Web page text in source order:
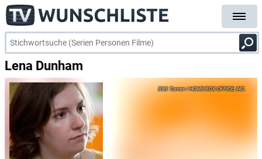
Lena Dunham
Turner / HOME BOX OFFICE, INC.